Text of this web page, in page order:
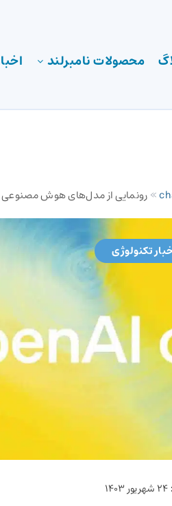
محصولات نامبرلند
»رونمایی از مدل‌های هوش مصنوعی o1 و o1-mini؛ مدلی مرموز و متفکر
تکنولوژی